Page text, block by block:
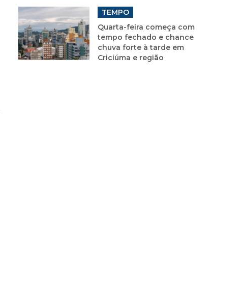
TEMPO
Quarta-feira começa com
tempo fechado e chance
chuva forte à tarde em
Criciúma e região